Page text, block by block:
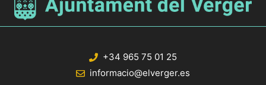
+34 965 75 01 25
informacio@elverger.es